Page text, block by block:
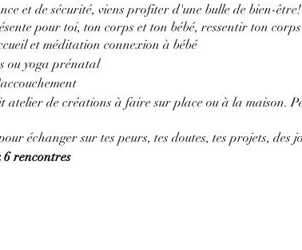
et de sécurité, viens profiter d'une bulle de bien-
pour toi, ton corps et ton bébé, ressentir ton
et méditation connexion à bébé
ou yoga prénatal
atelier de créations à faire sur place ou à la maison.
échanger sur tes peurs, tes doutes, tes projets, des
6 rencontres